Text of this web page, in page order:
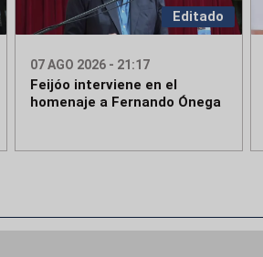
Editado
07 AGO 2026 - 21:17
Feijóo interviene en el
homenaje a Fernando Ónega